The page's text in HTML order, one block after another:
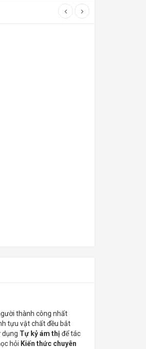
thành công nhất
tựu vật chất đều bắt
dụng Tự kỷ ám thị để tác
hỏi Kiến thức chuyên